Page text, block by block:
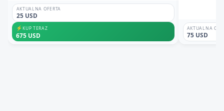
AKTUALNA OFERTA
25 USD
⚡KUP TERAZ
675 USD
AKTUALNA
75 USD